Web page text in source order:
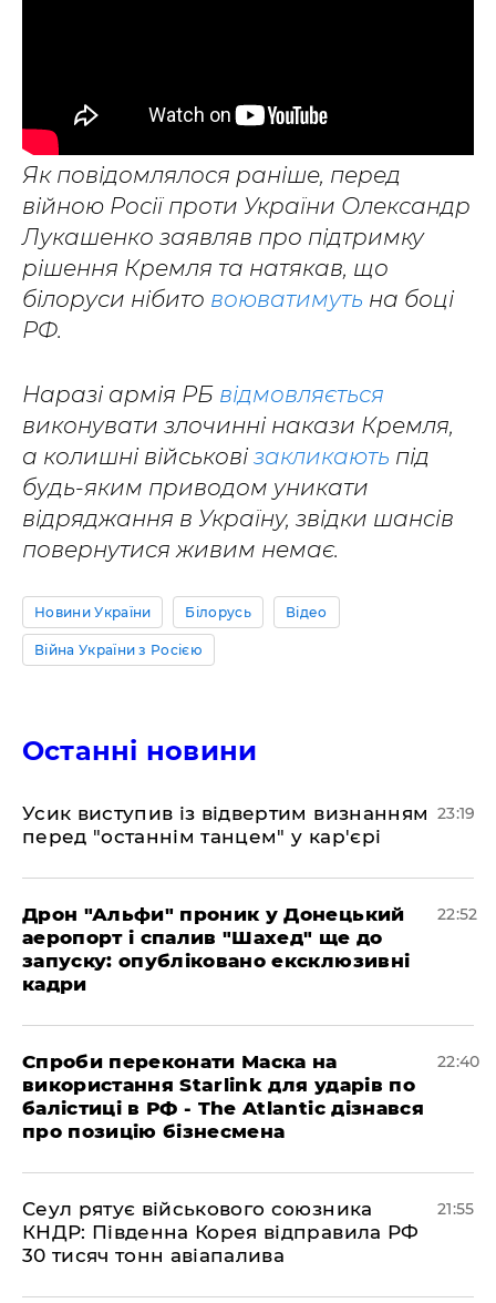
Як повідомлялося раніше, перед
війною Росії проти України Олександр
Лукашенко заявляв про підтримку
рішення Кремля та натякав, що
білоруси нібито воюватимуть на боці
РФ.
Наразі армія РБ відмовляється
виконувати злочинні накази Кремля,
а колишні військові закликають під
будь-яким приводом уникати
відряджання в Україну, звідки шансів
повернутися живим немає.
Новини України Білорусь Відео
Війна України з Росією
Останні новини
​Усик виступив із відвертим визнанням
перед "останнім танцем" у кар'єрі
23:19
​Дрон "Альфи" проник у Донецький
аеропорт і спалив "Шахед" ще до
запуску: опубліковано ексклюзивні
кадри
22:52
​Спроби переконати Маска на
використання Starlink для ударів по
балістиці в РФ - The Atlantic дізнався
про позицію бізнесмена
22:40
​Сеул рятує військового союзника
КНДР: Південна Корея відправила РФ
30 тисяч тонн авіапалива
21:55